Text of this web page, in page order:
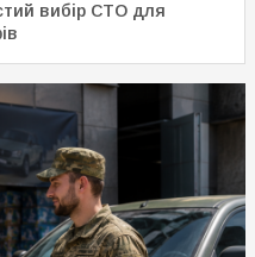
вибір СТО для